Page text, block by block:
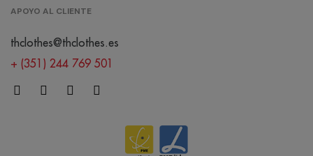
APOYO AL CLIENTE
thclothes@thclothes.es
+ (351) 244 769 501